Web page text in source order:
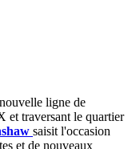
ligne de
et traversant le quartier
saisit l'occasion
et de nouveaux